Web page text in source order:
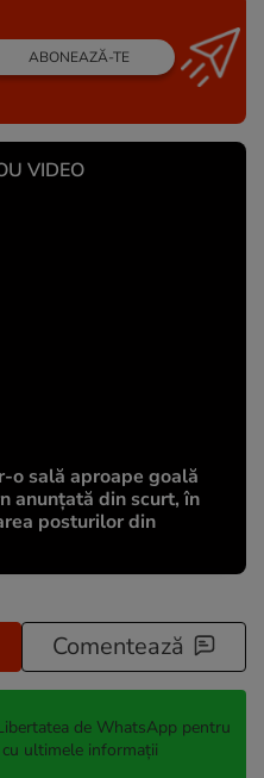
ABONEAZĂ-TE
VIDEO
o sală aproape goală
anunțată din scurt, în
posturilor din
Comentează
de WhatsApp pentru
ultimele informații